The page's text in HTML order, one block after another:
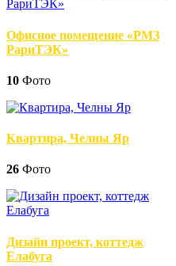
Офисное помещение «РМЗ
РариТЭК»
10 Фото
Квартира, Челны Яр
26 Фото
Дизайн проект, коттедж
Елабуга